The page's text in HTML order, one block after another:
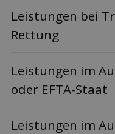
Leis­tungen bei
Rettung
Leis­tungen im
oder EFTA-Staat
Leis­tungen im